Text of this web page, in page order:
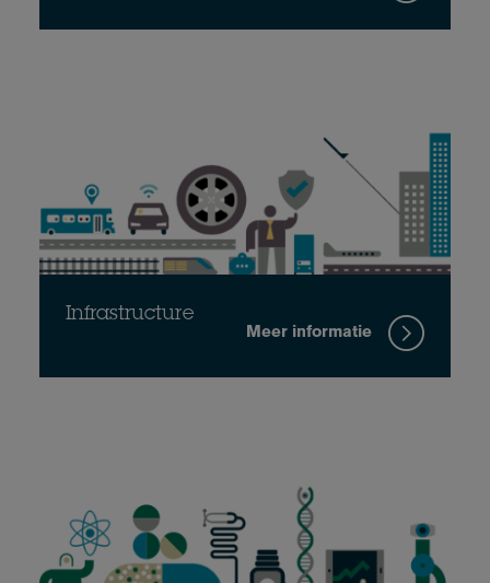
Infrastructure
Meer informatie